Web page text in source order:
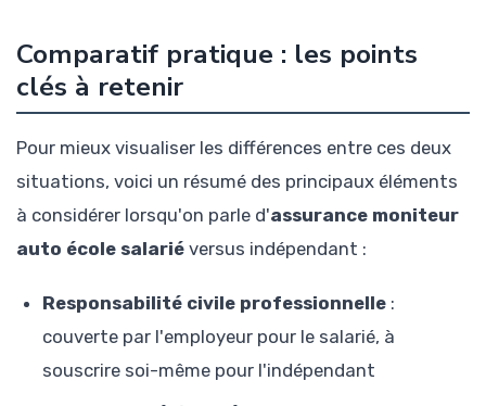
Comparatif pratique : les points
clés à retenir
Pour mieux visualiser les différences entre ces deux
situations, voici un résumé des principaux éléments
à considérer lorsqu'on parle d'assurance moniteur
auto école salarié versus indépendant :
Responsabilité civile professionnelle :
couverte par l'employeur pour le salarié, à
souscrire soi-même pour l'indépendant